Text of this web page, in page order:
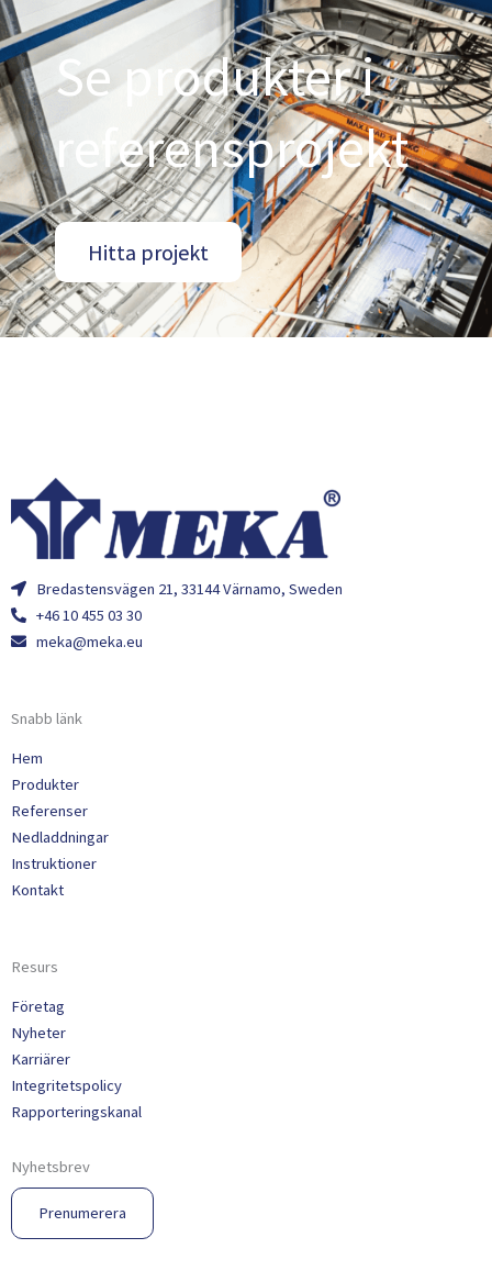
Se produkter i
referensprojekt
Hitta projekt
Bredastensvägen 21, 33144 Värnamo, Sweden
+46 10 455 03 30
meka@meka.eu
Snabb länk
Hem
Produkter
Referenser
Nedladdningar
Instruktioner
Kontakt
Resurs
Företag
Nyheter
Karriärer
Integritetspolicy
Rapporteringskanal
Nyhetsbrev
Prenumerera